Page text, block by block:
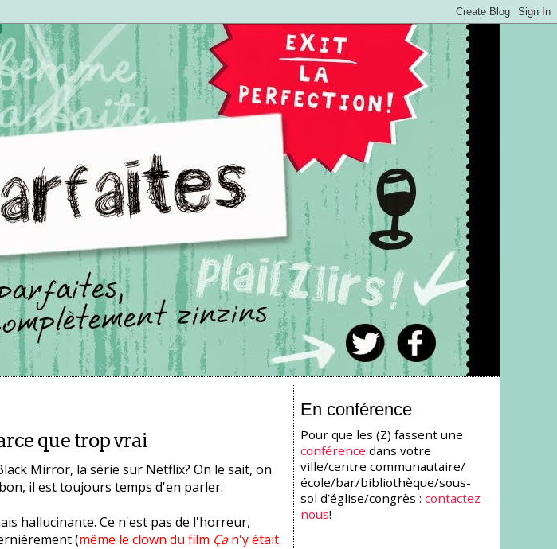
que trop vrai
Mirror, la série sur Netflix? On le sait, on
il est toujours temps d'en parler.
hallucinante. Ce n'est pas de l'horreur,
(même le clown du film Çan'y était
En conférence
Pour que les (Z) fassent une
conférence dans votre
ville/centre communautaire/
école/bar/bibliothèque/sous-
sol d’église/congrès :contactez-
nous!